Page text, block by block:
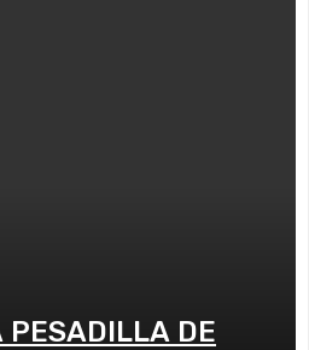
PESADILLA DE